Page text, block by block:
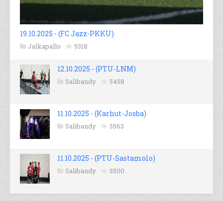
19.10.2025 - (FC Jazz-PKKU)
Jalkapallo 5318
12.10.2025 - (PTU-LNM)
Salibandy 5458
11.10.2025 - (Karhut-Josba)
Salibandy 5563
11.10.2025 - (PTU-Sastamolo)
Salibandy 5500